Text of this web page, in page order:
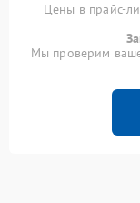
Цены в прайс-
Мы проверим